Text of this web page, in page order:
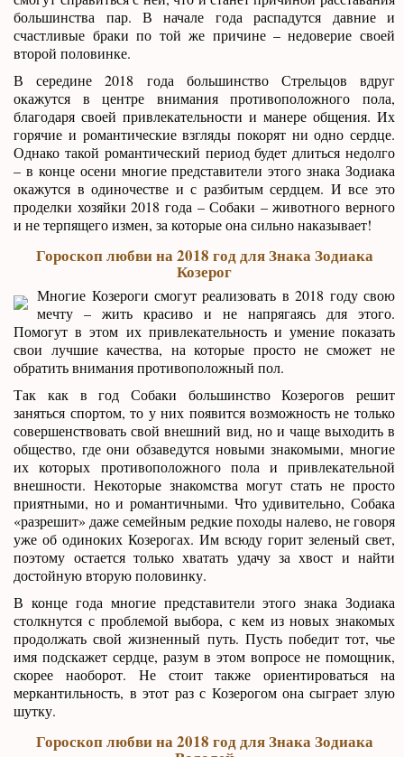
большинства пар. В начале года распадутся давние и
счастливые браки по той же причине – недоверие своей
второй половинке.
В середине 2018 года большинство Стрельцов вдруг
окажутся в центре внимания противоположного пола,
благодаря своей привлекательности и манере общения. Их
горячие и романтические взгляды покорят ни одно сердце.
Однако такой романтический период будет длиться недолго
– в конце осени многие представители этого знака Зодиака
окажутся в одиночестве и с разбитым сердцем. И все это
проделки хозяйки 2018 года – Собаки – животного верного
и не терпящего измен, за которые она сильно наказывает!
Гороскоп любви на 2018 год для Знака Зодиака
Козерог
Многие Козероги смогут реализовать в 2018 году свою
мечту – жить красиво и не напрягаясь для этого.
Помогут в этом их привлекательность и умение показать
свои лучшие качества, на которые просто не сможет не
обратить внимания противоположный пол.
Так как в год Собаки большинство Козерогов решит
заняться спортом, то у них появится возможность не только
совершенствовать свой внешний вид, но и чаще выходить в
общество, где они обзаведутся новыми знакомыми, многие
их которых противоположного пола и привлекательной
внешности. Некоторые знакомства могут стать не просто
приятными, но и романтичными. Что удивительно, Собака
«разрешит» даже семейным редкие походы налево, не говоря
уже об одиноких Козерогах. Им всюду горит зеленый свет,
поэтому остается только хватать удачу за хвост и найти
достойную вторую половинку.
В конце года многие представители этого знака Зодиака
столкнутся с проблемой выбора, с кем из новых знакомых
продолжать свой жизненный путь. Пусть победит тот, чье
имя подскажет сердце, разум в этом вопросе не помощник,
скорее наоборот. Не стоит также ориентироваться на
меркантильность, в этот раз с Козерогом она сыграет злую
шутку.
Гороскоп любви на 2018 год для Знака Зодиака